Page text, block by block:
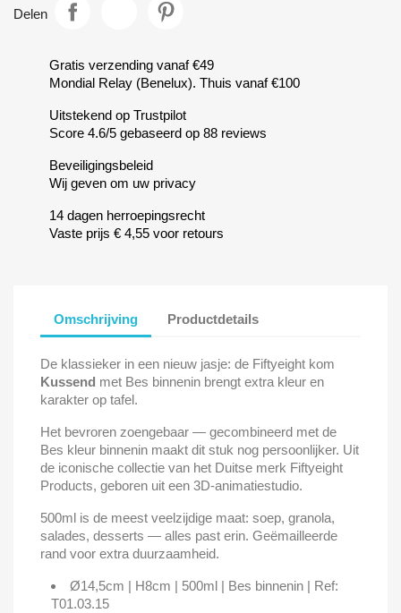
Delen
Gratis verzending vanaf €49
Mondial Relay (Benelux). Thuis vanaf €100
Uitstekend op Trustpilot
Score 4.6/5 gebaseerd op 88 reviews
Beveiligingsbeleid
Wij geven om uw privacy
14 dagen herroepingsrecht
Vaste prijs € 4,55 voor retours
Omschrijving Productdetails
De klassieker in een nieuw jasje: de Fiftyeight kom
Kussend met Bes binnenin brengt extra kleur en
karakter op tafel.
Het bevroren zoengebaar — gecombineerd met de
Bes kleur binnenin maakt dit stuk nog persoonlijker. Uit
de iconische collectie van het Duitse merk Fiftyeight
Products, geboren uit een 3D-animatiestudio.
500ml is de meest veelzijdige maat: soep, granola,
salades, desserts — alles past erin. Geëmailleerde
rand voor extra duurzaamheid.
Ø14,5cm | H8cm | 500ml | Bes binnenin | Ref:
T01.03.15